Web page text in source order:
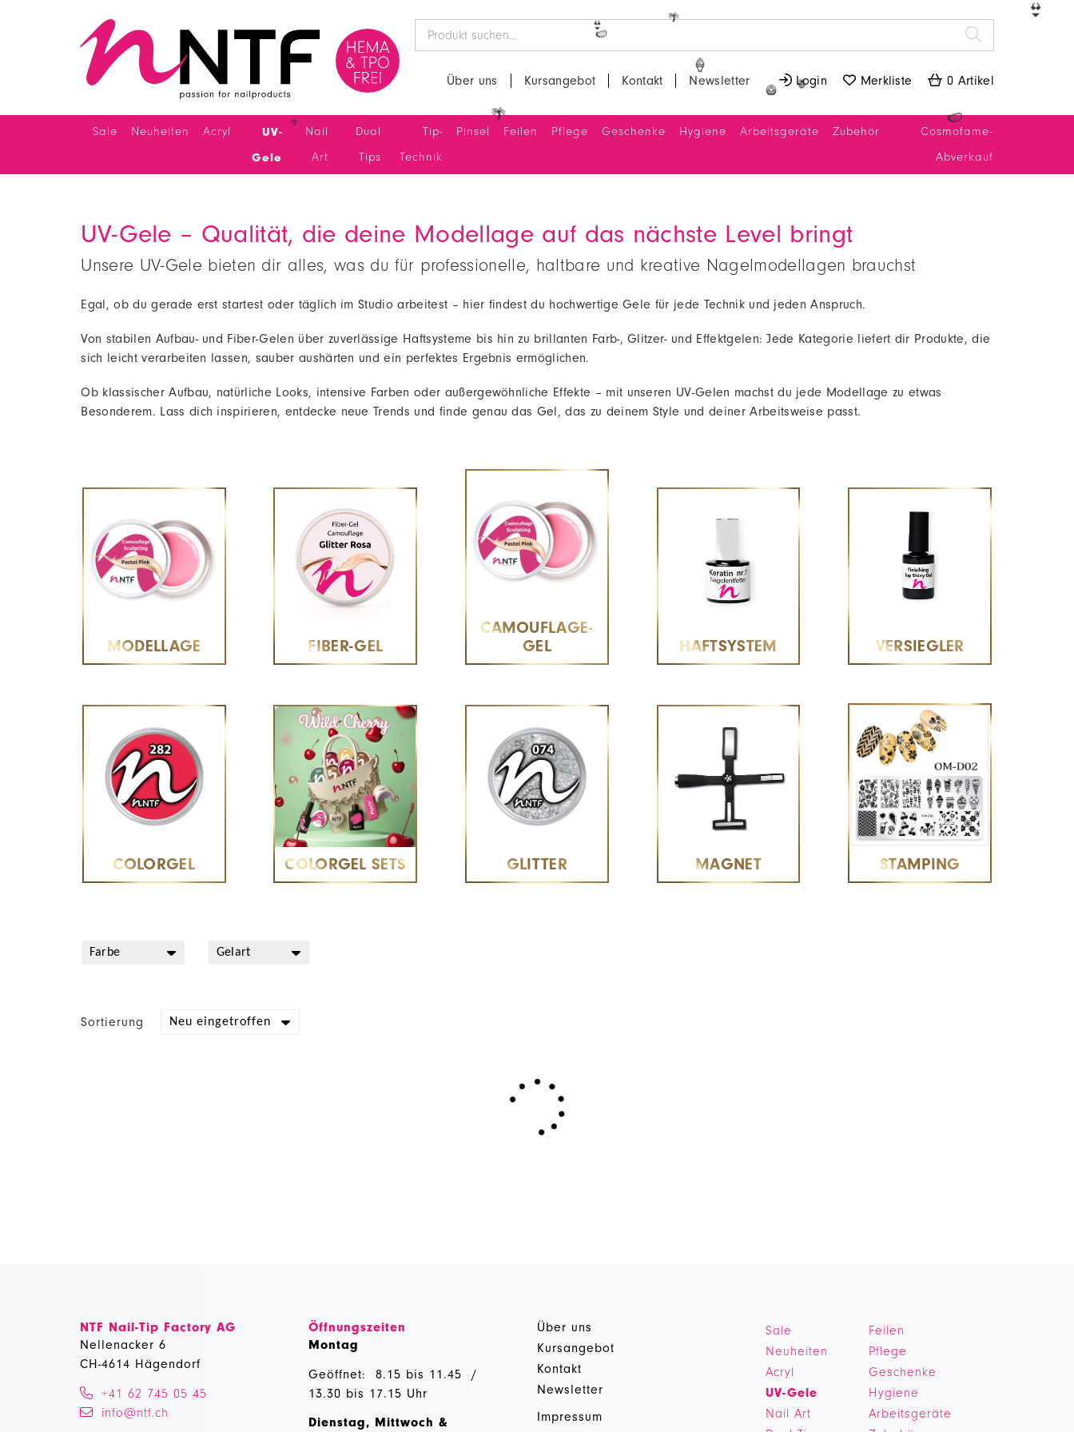
Über uns Kursangebot Kontakt Newsletter  Login  Merkliste  0 Artikel
Sale Neuheiten Acryl
UV-
Gele
Nail
Art
Dual
Tips
Tip-
Technik
Pinsel Feilen Pflege Geschenke Hygiene Arbeitsgeräte Zubehör
Cosmofame-
Abverkauf
UV-Gele – Qualität, die deine Modellage auf das nächste Level bringt
Unsere UV-Gele bieten dir alles, was du für professionelle, haltbare und kreative Nagelmodellagen brauchst
Egal, ob du gerade erst startest oder täglich im Studio arbeitest – hier findest du hochwertige Gele für jede Technik und jeden Anspruch.
Von stabilen Aufbau- und Fiber-Gelen über zuverlässige Haftsysteme bis hin zu brillanten Farb-, Glitzer- und Effektgelen: Jede Kategorie liefert dir Produkte, die
sich leicht verarbeiten lassen, sauber aushärten und ein perfektes Ergebnis ermöglichen.
Ob klassischer Aufbau, natürliche Looks, intensive Farben oder außergewöhnliche Effekte – mit unseren UV-Gelen machst du jede Modellage zu etwas
Besonderem. Lass dich inspirieren, entdecke neue Trends und finde genau das Gel, das zu deinem Style und deiner Arbeitsweise passt.
MODELLAGE FIBER-GEL
CAMOUFLAGE-
GEL
HAFTSYSTEM VERSIEGLER
COLORGEL COLORGEL SETS GLITTER MAGNET STAMPING
Sortierung
NTF Nail-Tip Factory AG
Nellenacker 6
CH-4614 Hägendorf
+41 62 745 05 45
info@ntf.ch
Öffnungszeiten
Montag
Geöffnet: 8.15 bis 11.45 /
13.30 bis 17.15 Uhr
Dienstag, Mittwoch &
Über uns
Kursangebot
Kontakt
Newsletter
Impressum
Sale
Neuheiten
Acryl
UV-Gele
Nail Art
Feilen
Pflege
Geschenke
Hygiene
Arbeitsgeräte
🌴
🥝
🍦
🍉